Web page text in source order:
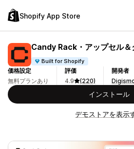
Shopify App Store
Candy Rack・アップセル＆
Built for Shopify
価格設定
無料プランあり
評価
4.9
(220)
開発者
インストール
デモストアを表示